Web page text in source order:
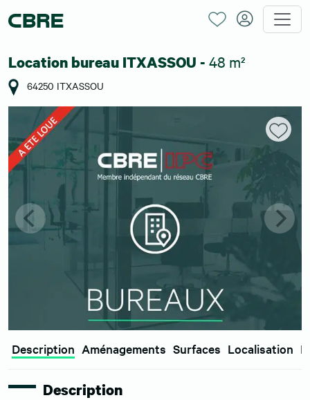
Location bureau ITXASSOU - 48 m²
64250 ITXASSOU
Description Aménagements Surfaces Localisation
Description